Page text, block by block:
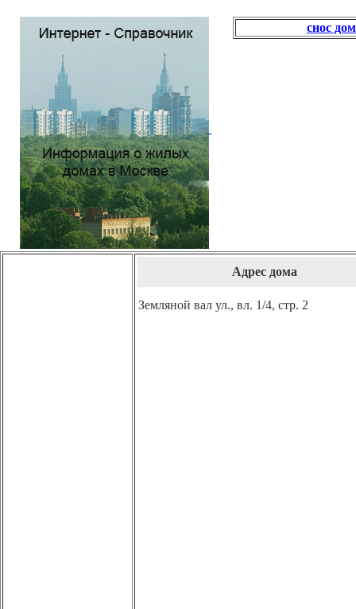
снос
Адрес дома
Земляной вал ул., вл. 1/4, стр. 2